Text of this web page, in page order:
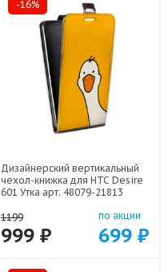
-16%
Дизайнерский вертикальный
чехол-книжка для HTC Desire
601 Утка арт: 48079-21813
1199
999 ₽
по акции
699 ₽